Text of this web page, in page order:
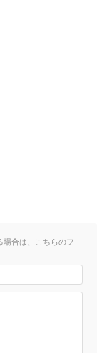
場合は、こちらのフ